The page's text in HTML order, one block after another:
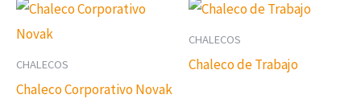
CHALECOS
Chaleco Corporativo Novak
CHALECOS
Chaleco de Trabajo